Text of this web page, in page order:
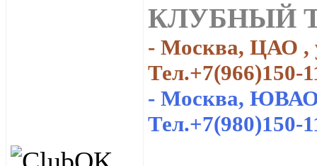
КЛУБНЫЙ
- Москва, ЦАО ,
Тел.+7(966)150-
- Москва,
Тел.+7(980)150-